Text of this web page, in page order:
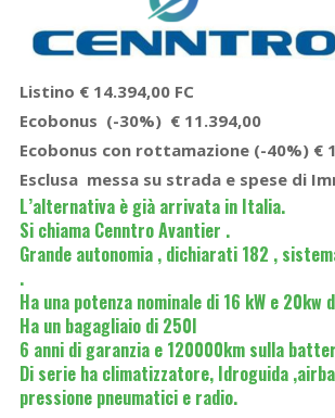
Listino € 14.394,00 FC
Ecobonus (-30%) € 11.394,00
Ecobonus con rottamazione (-40%) €
Esclusa messa su strada e spese di
L’alternativa è già arrivata in Italia.
Si chiama Cenntro Avantier .
Grande autonomia , dichiarati 182 ,
.
Ha una potenza nominale di 16 kW e 20kw
Ha un bagagliaio di 250l
6 anni di garanzia e 120000km sulla
Di serie ha climatizzatore, Idroguida
pressione pneumatici e radio.